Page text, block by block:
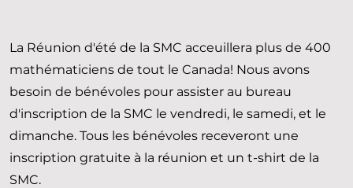
La Réunion d'été de la SMC acceuillera plus de 400
mathématiciens de tout le Canada! Nous avons
besoin de bénévoles pour assister au bureau
d'inscription de la SMC le vendredi, le samedi, et le
dimanche. Tous les bénévoles receveront une
inscription gratuite à la réunion et un t-shirt de la
SMC.